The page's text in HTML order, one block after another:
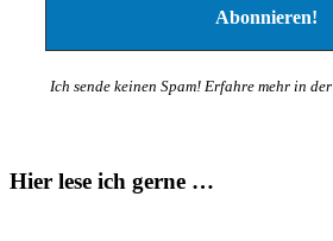
Ich sende keinen Spam! Erfahre mehr in der
Hier lese ich gerne …